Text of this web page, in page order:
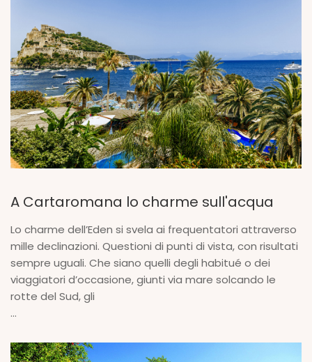
A Cartaromana lo charme sull'acqua
Lo charme dell’Eden si svela ai frequentatori attraverso
mille declinazioni. Questioni di punti di vista, con risultati
sempre uguali. Che siano quelli degli habitué o dei
viaggiatori d’occasione, giunti via mare solcando le
rotte del Sud, gli
...